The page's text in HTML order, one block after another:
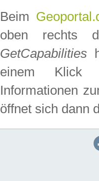
Beim
oben rechts
GetCapabilities
einem Klick
Informationen
öffnet sich dann